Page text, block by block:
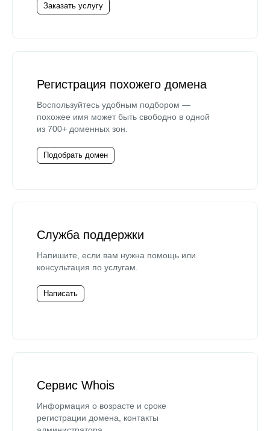
Заказать услугу
Регистрация похожего домена
Воспользуйтесь удобным подбором —
похожее имя может быть свободно в одной
из 700+ доменных зон.
Подобрать домен
Служба поддержки
Напишите, если вам нужна помощь или
консультация по услугам.
Написать
Сервис Whois
Информация о возрасте и сроке
регистрации домена, контакты